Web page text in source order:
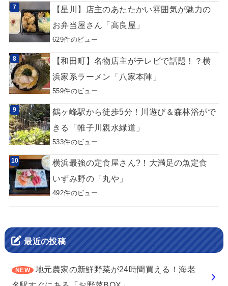
【星川】店主のあたたかい雰囲気が魅力の
お弁当屋さん「高良屋」
629件のビュー
【和田町】名物店主がテレビで話題！？横
浜家系ラーメン「八家本陣」
559件のビュー
鶴ヶ峰駅から徒歩5分！川遊び＆森林浴がで
きる「帷子川親水緑道」
533件のビュー
横浜最強の定食屋さん?！大満足の魚定食
いずみ野の「丸や」
492件のビュー
最近の投稿
地元農家の新鮮野菜が24時間買える！海老